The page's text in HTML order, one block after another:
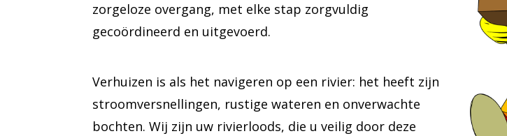
zorgeloze overgang, met elke stap zorgvuldig
gecoördineerd en uitgevoerd.
Verhuizen is als het navigeren op een rivier: het heeft zijn
stroomversnellingen, rustige wateren en onverwachte
bochten. Wij zijn uw rivierloods, die u veilig door deze